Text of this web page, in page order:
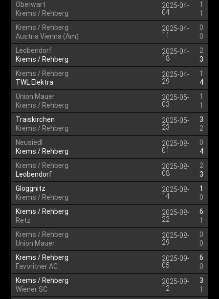
Oberwart
Krems / Rehberg
2025-04-
04
1
1
Krems / Rehberg
Austria Vienna (Am)
2025-04-
11
0
0
Leobendorf
Krems / Rehberg
2025-04-
18
2
3
Krems / Rehberg
TWL Elektra
2025-04-
29
1
4
Union Mauer
Krems / Rehberg
2025-05-
03
1
1
Traiskirchen
Krems / Rehberg
2025-05-
23
3
2
Neusiedl
Krems / Rehberg
2025-08-
01
0
4
Krems / Rehberg
Leobendorf
2025-08-
08
2
3
Gloggnitz
Krems / Rehberg
2025-08-
14
1
0
Krems / Rehberg
Retz
2025-08-
22
6
1
Krems / Rehberg
Union Mauer
2025-08-
29
0
0
Krems / Rehberg
Favoritner AC
2025-09-
05
6
0
Krems / Rehberg
Wiener SC
2025-09-
12
3
1